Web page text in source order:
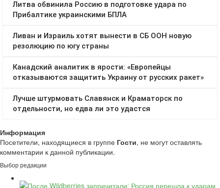
Информация
Посетители, находящиеся в группе Гости, не могут оставлять
комментарии к данной публикации.
Выбор редакции